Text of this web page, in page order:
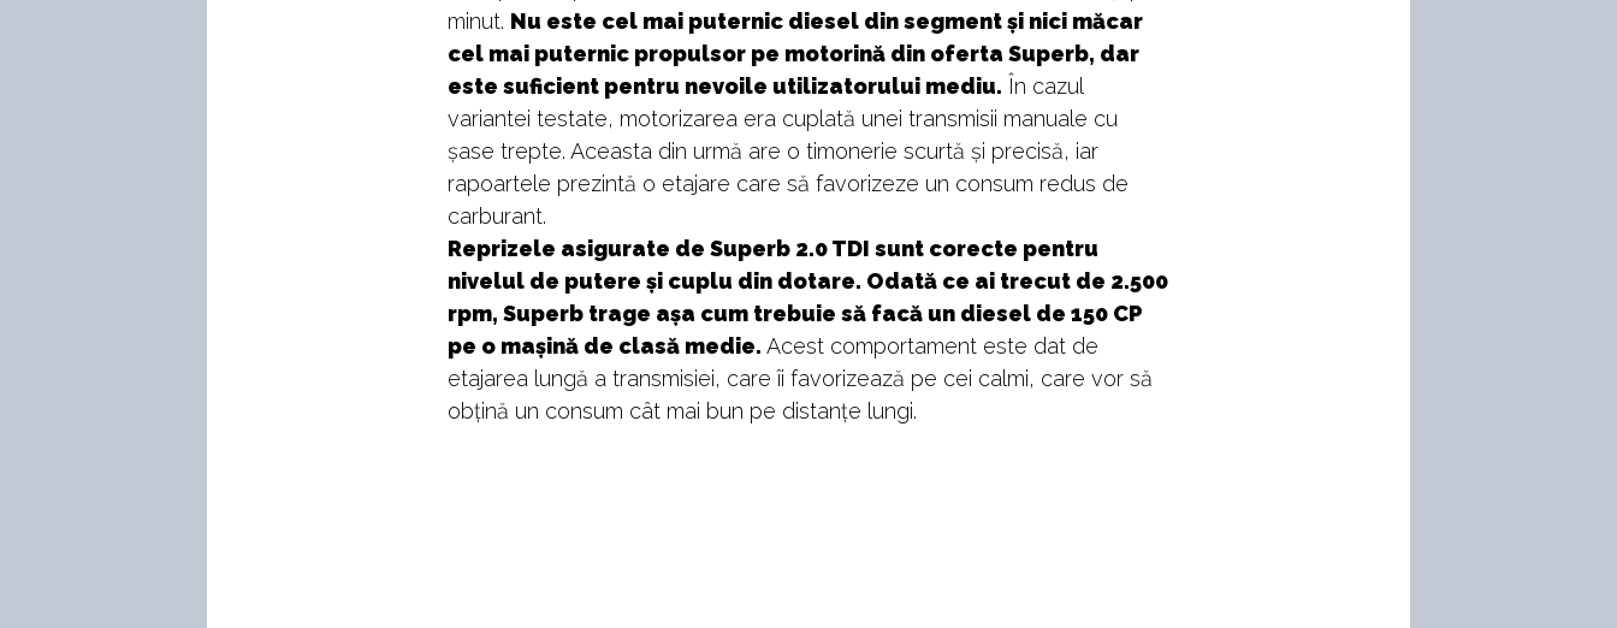
minut. Nu este cel mai puternic diesel din segment și nici măcar
cel mai puternic propulsor pe motorină din oferta Superb, dar
este suficient pentru nevoile utilizatorului mediu. În cazul
variantei testate, motorizarea era cuplată unei transmisii manuale cu
șase trepte. Aceasta din urmă are o timonerie scurtă și precisă, iar
rapoartele prezintă o etajare care să favorizeze un consum redus de
carburant.
Reprizele asigurate de Superb 2.0 TDI sunt corecte pentru
nivelul de putere și cuplu din dotare. Odată ce ai trecut de 2.500
rpm, Superb trage așa cum trebuie să facă un diesel de 150 CP
pe o mașină de clasă medie. Acest comportament este dat de
etajarea lungă a transmisiei, care îi favorizează pe cei calmi, care vor să
obțină un consum cât mai bun pe distanțe lungi.